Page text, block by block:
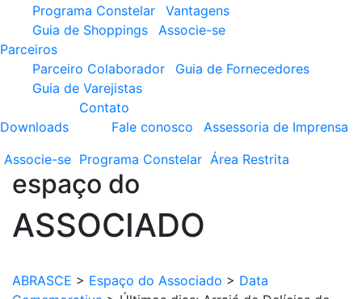
Programa Constelar
Vantagens
Guia de Shoppings
Associe-se
Parceiros
Parceiro Colaborador
Guia de Fornecedores
Guia de Varejistas
Downloads
Contato
Fale conosco
Assessoria de Imprensa
Associe-se Programa Constelar Área Restrita
espaço do
ASSOCIADO
ABRASCE > Espaço do Associado > Data